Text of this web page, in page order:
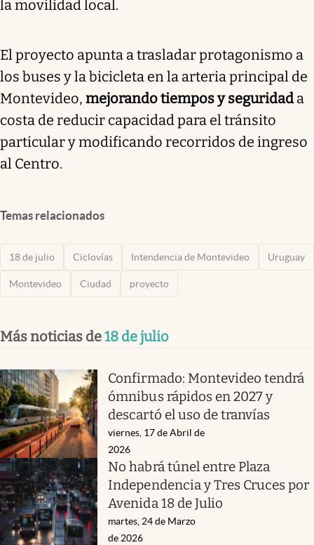
la movilidad local.
El proyecto apunta a trasladar protagonismo a
los buses y la bicicleta en la arteria principal de
Montevideo, mejorando tiempos y seguridada
costa de reducir capacidad para el tránsito
particular y modificando recorridos de ingreso
al Centro.
Temas relacionados
18 de julio Ciclovías Intendencia de Montevideo Uruguay
Montevideo Ciudad proyecto
Más noticias de18 de julio
Confirmado: Montevideo tendrá
ómnibus rápidos en 2027 y
descartó el uso de tranvías
viernes, 17 de Abril de
2026
No habrá túnel entre Plaza
Independencia y Tres Cruces por
Avenida 18 de Julio
martes, 24 de Marzo
de 2026